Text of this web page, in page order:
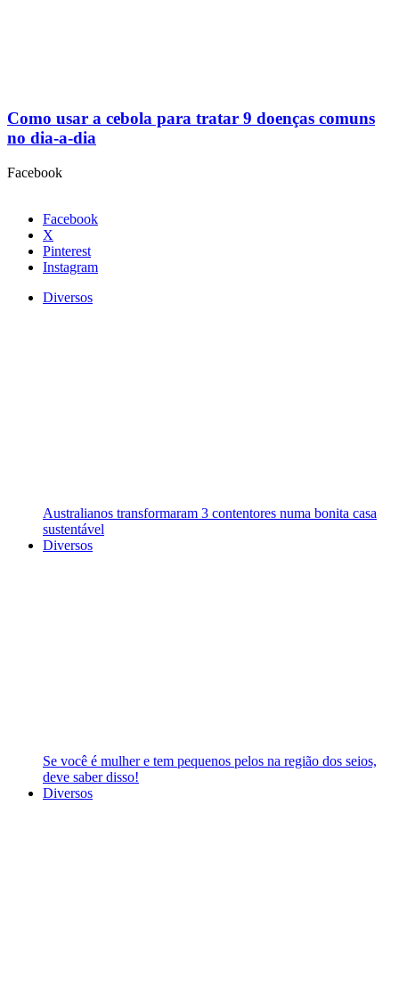
Como usar a cebola para tratar 9 doenças comuns
no dia-a-dia
Facebook
Facebook
X
Pinterest
Instagram
Diversos
Australianos transformaram 3 contentores numa bonita casa
sustentável
Diversos
Se você é mulher e tem pequenos pelos na região dos seios,
deve saber disso!
Diversos